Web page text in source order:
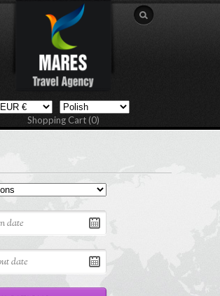
Shopping Cart (0)